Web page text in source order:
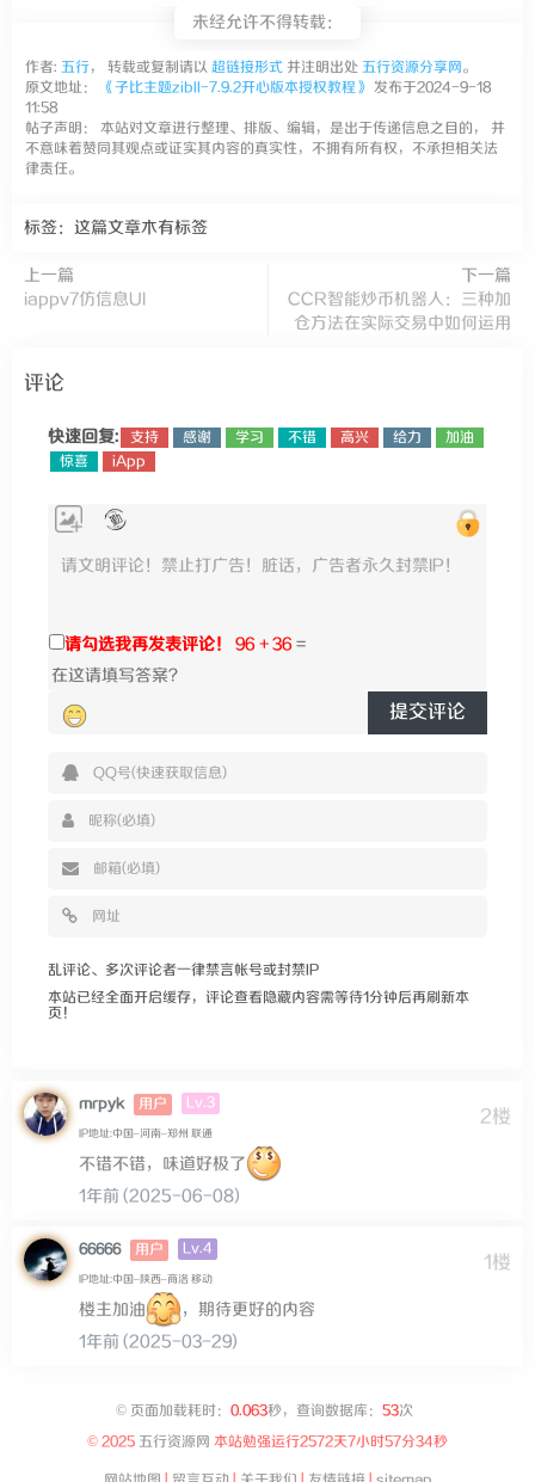
未经允许不得转载：
作者: 五行， 转载或复制请以 超链接形式 并注明出处 五行资源分享网。
原文地址：
《子比主题zibll-7.9.2开心版本授权教程》 发布于2024-9-18
11:58
帖子声明： 本站对文章进行整理、排版、编辑，是出于传递信息之目的， 并
不意味着赞同其观点或证实其内容的真实性，不拥有所有权，不承担相关法
律责任。
标签：这篇文章木有标签
上一篇
iappv7仿信息UI
下一篇
CCR智能炒币机器人：三种加
仓方法在实际交易中如何运用
评论
快速回复: 支持 感谢 学习 不错 高兴 给力
加油
惊喜
iApp
请勾选我再发表评论！ 96 + 36 =
提交评论
乱评论、多次评论者一律禁言帐号或封禁IP
本站已经全面开启缓存，评论查看隐藏内容需等待1分钟后再刷新本
页！
2楼
mrpyk 用户 Lv.3
IP地址:中国–河南–郑州 联通
不错不错，味道好极了
1年前 (2025-06-08)
1楼
66666 用户 Lv.4
IP地址:中国–陕西–商洛 移动
楼主加油
，期待更好的内容
1年前 (2025-03-29)
© 页面加载耗时： 0.063秒，查询数据库： 53次
© 2025 五行资源网 本站勉强运行2572天7小时57分34秒